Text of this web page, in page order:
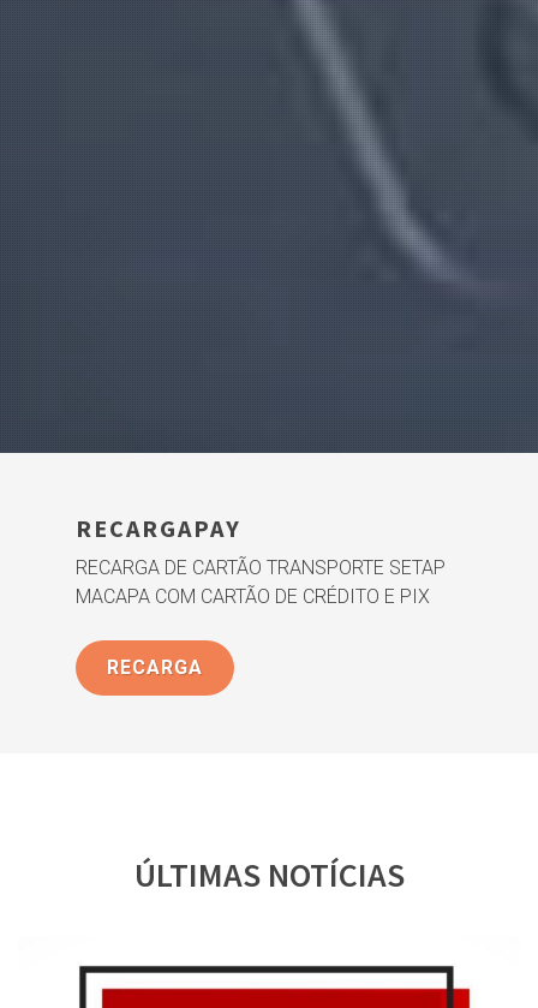
RECARGAPAY
RECARGA DE CARTÃO TRANSPORTE SETAP
MACAPA COM CARTÃO DE CRÉDITO E PIX
RECARGA
ÚLTIMAS NOTÍCIAS